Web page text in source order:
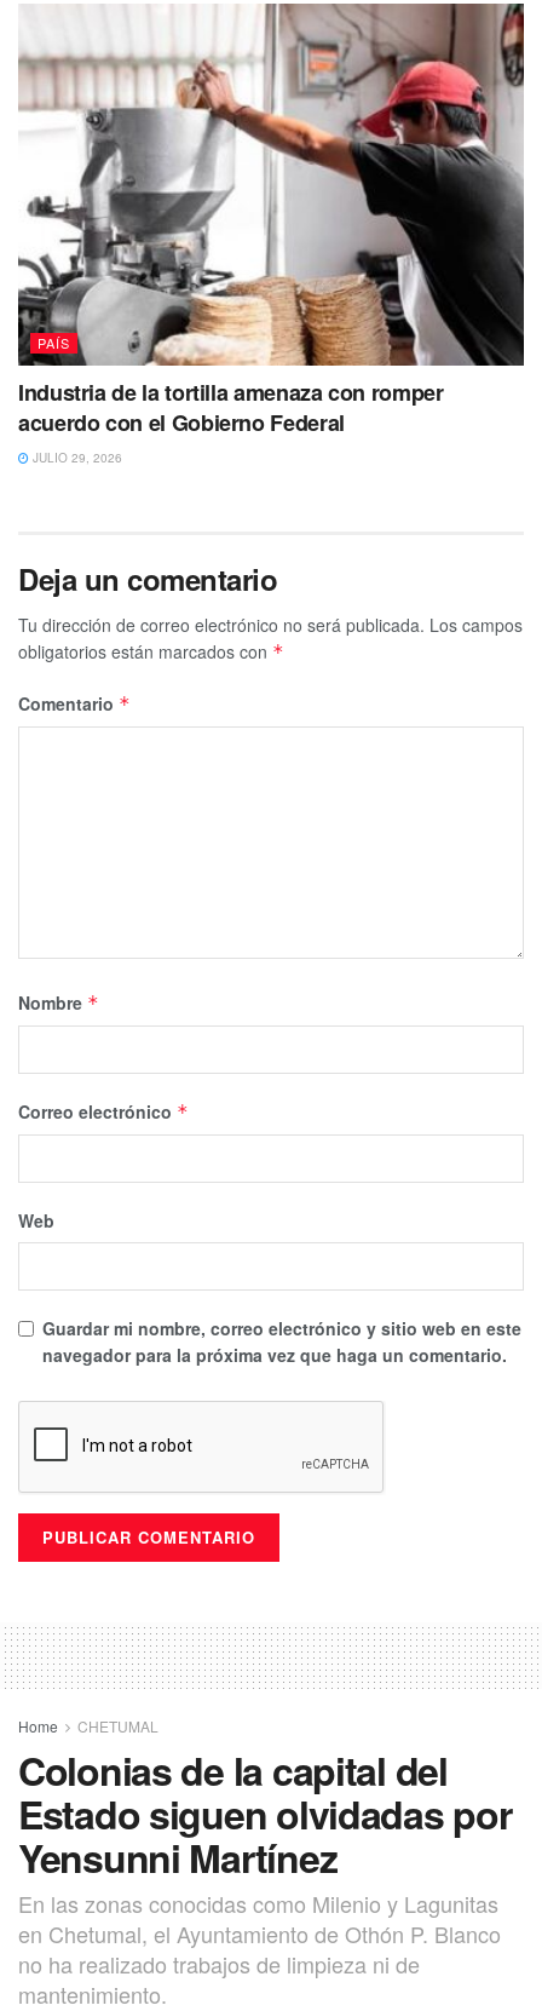
PAÍS
Industria de la tortilla amenaza con romper
acuerdo con el Gobierno Federal
JULIO 29, 2026
Deja un comentario
Tu dirección de correo electrónico no será publicada. Los campos
obligatorios están marcados con *
Comentario *
Nombre *
Correo electrónico *
Web
Guardar mi nombre, correo electrónico y sitio web en este
navegador para la próxima vez que haga un comentario.
Home CHETUMAL
Colonias de la capital del
Estado siguen olvidadas por
Yensunni Martínez
En las zonas conocidas como Milenio y Lagunitas
en Chetumal, el Ayuntamiento de Othón P. Blanco
no ha realizado trabajos de limpieza ni de
mantenimiento.